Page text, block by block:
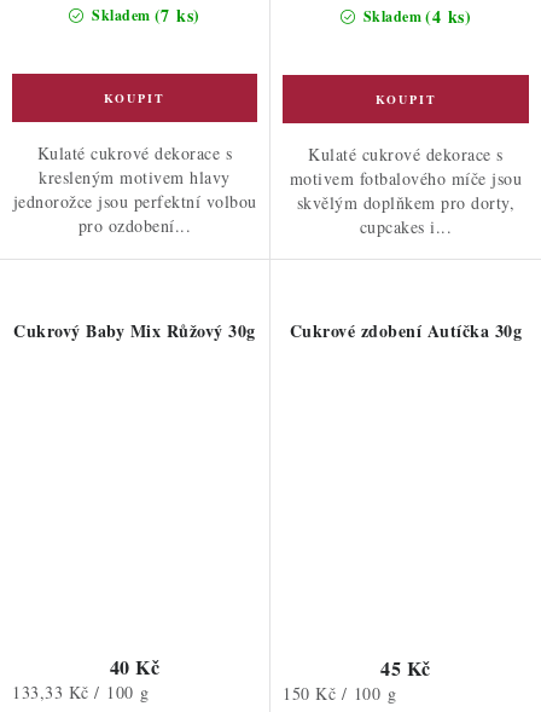
Skladem (7 ks)
Kulaté cukrové dekorace s
kresleným motivem hlavy
jednorožce jsou perfektní volbou
pro ozdobení...
Skladem(4 ks)
Kulaté cukrové dekorace s
motivem fotbalového míče jsou
skvělým doplňkem pro dorty,
cupcakes i...
Cukrový Baby Mix Růžový 30g
40 Kč
Měrná
133,33 Kč / 100 g
Cukrové zdobení Autíčka 30g
45 Kč
Měrná
150 Kč / 100 g